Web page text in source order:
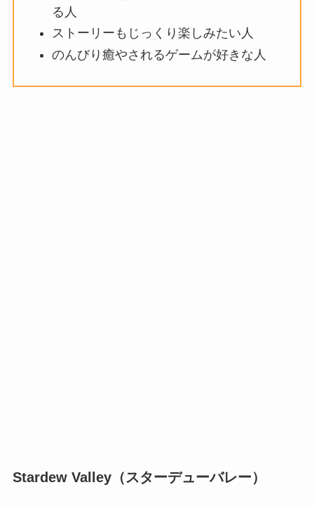
る人
ストーリーもじっくり楽しみたい人
のんびり癒やされるゲームが好きな人
Stardew Valley（スターデューバレー）